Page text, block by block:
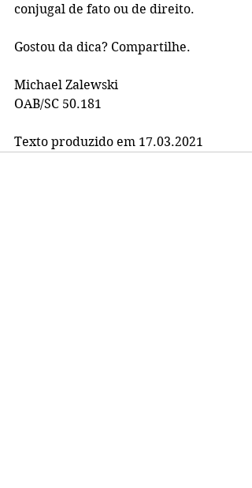
conjugal de fato ou de direito.
Gostou da dica? Compartilhe.
Michael Zalewski
OAB/SC 50.181
Texto produzido em 17.03.2021